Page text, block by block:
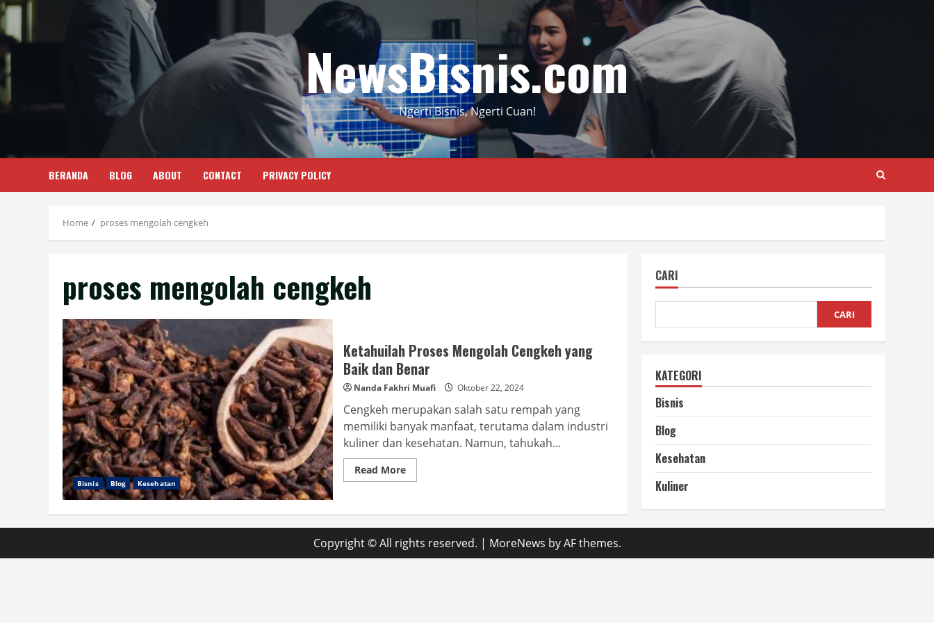
Skip
content
NewsBisnis.com
Ngerti Bisnis, Ngerti Cuan!
BERANDA BLOG ABOUT CONTACT PRIVACY POLICY
Home proses mengolah cengkeh
proses mengolah cengkeh
Bisnis Blog Kesehatan
Ketahuilah Proses Mengolah Cengkeh yang
Baik dan Benar
Nanda Fakhri Muafi Oktober 22, 2024
Cengkeh merupakan salah satu rempah yang
memiliki banyak manfaat, terutama dalam industri
kuliner dan kesehatan. Namun, tahukah...
Read MoreRead
more
Mengolah
Cengkeh
yang
Baik
dan
CARI
CARI
KATEGORI
Bisnis
Blog
Kesehatan
Kuliner
Copyright © All rights reserved. | MoreNews by AF themes.